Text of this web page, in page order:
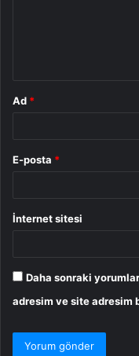
Ad *
E-posta *
İnternet sitesi
Daha sonraki
adresim ve site adresim